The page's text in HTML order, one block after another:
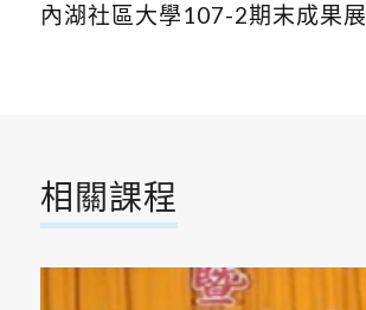
內湖社區大學107-2期末成果展
相關課程